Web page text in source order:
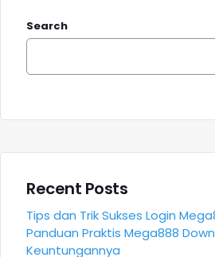
Search
Recent Posts
Tips dan Trik Sukses Login
Panduan Praktis Mega888
Keuntungannya